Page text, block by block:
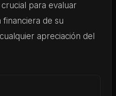
para evaluar
financiera de su
apreciación del